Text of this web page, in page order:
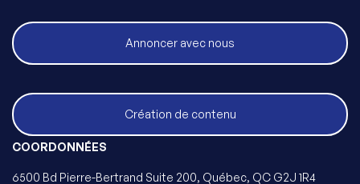
Annoncer avec nous
Création de contenu
COORDONNÉES
6500 Bd Pierre-Bertrand Suite 200, Québec, QC G2J 1R4